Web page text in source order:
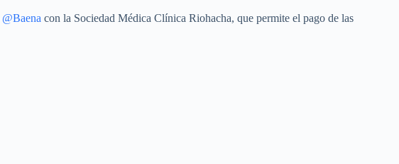
@Baena con la Sociedad Médica Clínica Riohacha, que permite el pago de las